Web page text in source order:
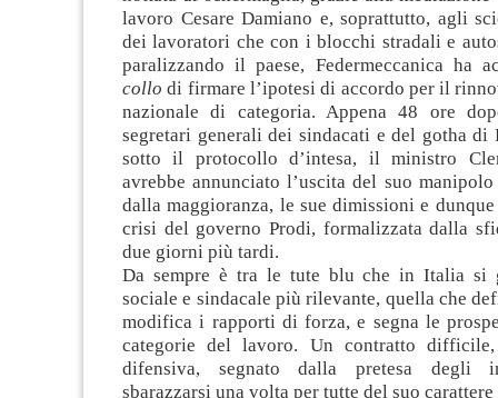
lavoro Cesare Damiano e, soprattutto, agli
dei lavoratori che con i blocchi stradali e
paralizzando il paese, Federmeccanica ha
collo di firmare l’ipotesi di accordo per il
nazionale di categoria. Appena 48 ore
segretari generali dei sindacati e del gotha di
sotto il protocollo d’intesa, il ministro
avrebbe annunciato l’uscita del suo
dalla maggioranza, le sue dimissioni e
crisi del governo Prodi, formalizzata dalla
due giorni più tardi.
Da sempre è tra le tute blu che in Italia si
sociale e sindacale più rilevante, quella che
modifica i rapporti di forza, e segna le
categorie del lavoro. Un contratto
difensiva, segnato dalla pretesa degli
sbarazzarsi una volta per tutte del suo